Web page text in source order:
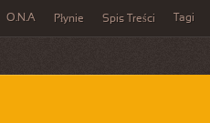
O.N.A Płynie Spis Treści Tagi